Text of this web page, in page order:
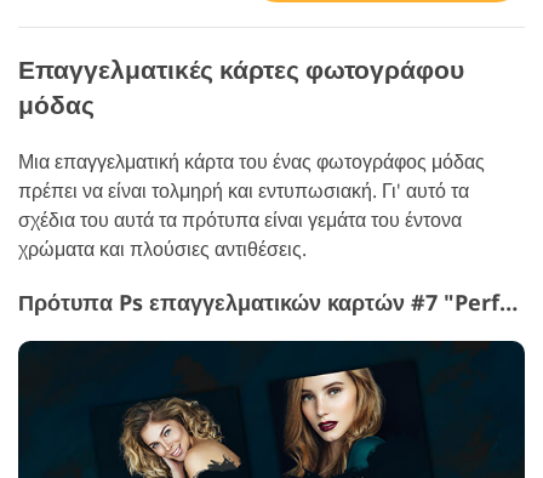
Επαγγελματικές κάρτες φωτογράφου
μόδας
Μια επαγγελματική κάρτα του ένας φωτογράφος μόδας
πρέπει να είναι τολμηρή και εντυπωσιακή. Γι' αυτό τα
σχέδια του αυτά τα πρότυπα είναι γεμάτα του έντονα
χρώματα και πλούσιες αντιθέσεις.
Πρότυπα Ps επαγγελματικών καρτών #7 "Perfection"